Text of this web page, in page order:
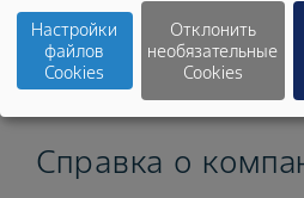
штаб-квартирой в г.
См. более подробную
www.opsistx.com/.
Справка о
Настройки
файлов
Cookies
Отклонить
необязательные
Cookies